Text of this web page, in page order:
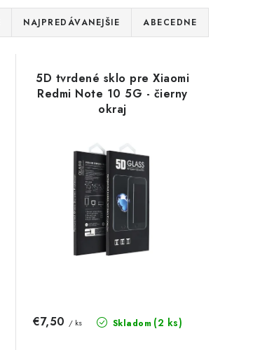
NAJPREDÁVANEJŠIE ABECEDNE
5D tvrdené sklo pre Xiaomi
Redmi Note 10 5G - čierny
okraj
Skladom (2 ks)
€7,50 / ks